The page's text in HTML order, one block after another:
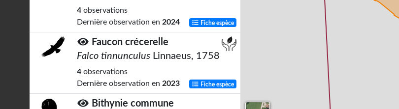
4 observations
Dernière observation en 2024 Fiche espèce
Faucon crécerelle
Falco tinnunculus Linnaeus, 1758
4 observations
Dernière observation en 2023 Fiche espèce
Bithynie commune